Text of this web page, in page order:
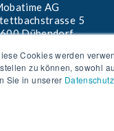
Cookies werden
zu können, sowohl
Sie in unserer
AG
5
Dübendorf
d@mobatime.ch